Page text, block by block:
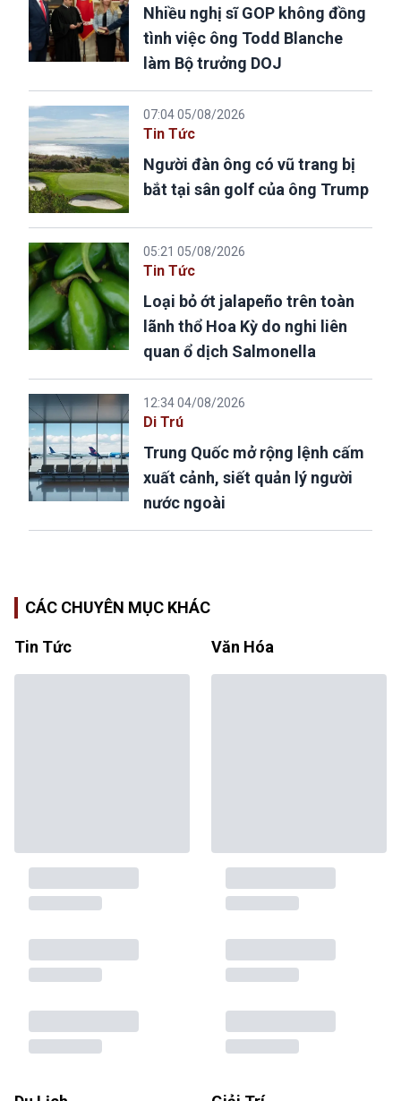
Nhiều nghị sĩ GOP không đồng
tình việc ông Todd Blanche
làm Bộ trưởng DOJ
07:04 05/08/2026
Tin Tức
Người đàn ông có vũ trang bị
bắt tại sân golf của ông Trump
05:21 05/08/2026
Tin Tức
Loại bỏ ớt jalapeño trên toàn
lãnh thổ Hoa Kỳ do nghi liên
quan ổ dịch Salmonella
12:34 04/08/2026
Di Trú
Trung Quốc mở rộng lệnh cấm
xuất cảnh, siết quản lý người
nước ngoài
CÁC CHUYÊN MỤC KHÁC
Tin Tức Văn Hóa